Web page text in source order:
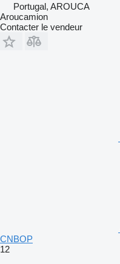
Portugal, AROUCA
Aroucamion
Contacter le vendeur
CNBOP
12